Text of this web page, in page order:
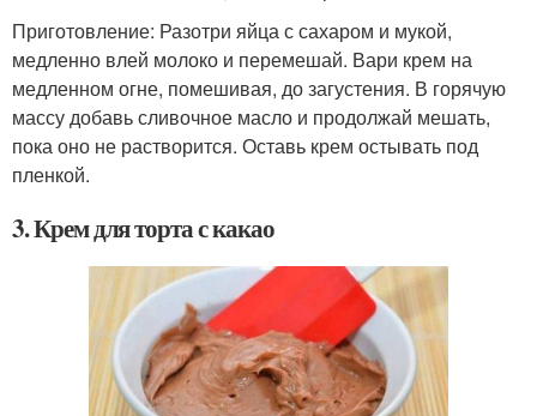
Приготовление: Разотри яйца с сахаром и мукой,
медленно влей молоко и перемешай. Вари крем на
медленном огне, помешивая, до загустения. В горячую
массу добавь сливочное масло и продолжай мешать,
пока оно не растворится. Оставь крем остывать под
пленкой.
3. Крем для торта с какао